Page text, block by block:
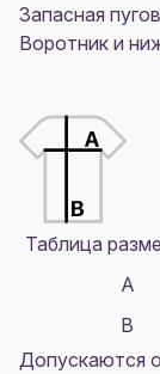
Запасная
Воротник и
Таблица
A
B
Допускаются